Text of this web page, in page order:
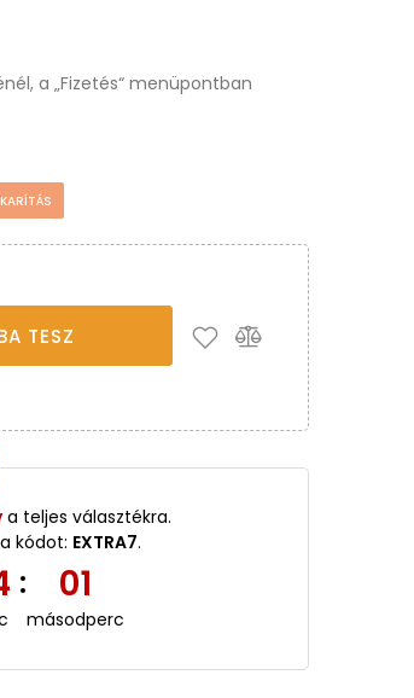
a „Fizetés“ menüpontban
TESZ
a teljes választékra.
kódot: EXTRA7.
: 00
másodperc